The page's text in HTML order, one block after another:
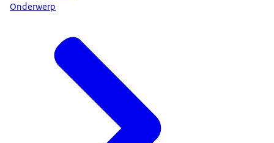
Onderwerp